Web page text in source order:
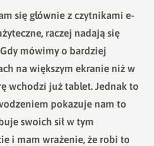
się głównie z czytnikami e-
raczej nadają się
mówimy o bardziej
na większym ekranie niż w
wchodzi już tablet. Jednak to
pokazuje nam to
swoich sił w tym
i mam wrażenie, że robi to